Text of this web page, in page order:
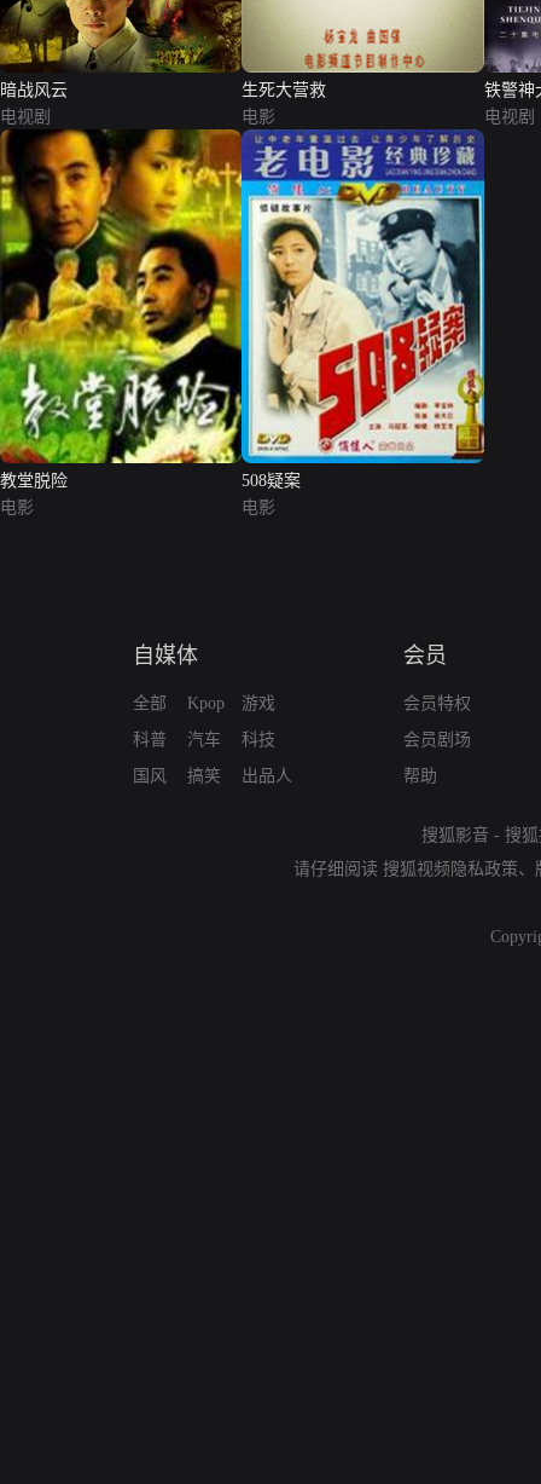
暗战风云
电视剧
生死大营救
电影
铁警神
电视剧
教堂脱险
电影
508疑案
电影
自媒体
全部
科普
国风
Kpop
汽车
搞笑
游戏
科技
出品人
会员
会员特权
会员剧场
帮助
搜狐影音 - 搜
请仔细阅读 搜狐视频隐私政策、